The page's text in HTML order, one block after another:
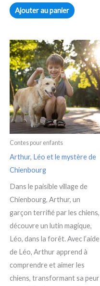
Ajouter au panier
Contes pour enfants
Arthur, Léo et le mystère de
Chienbourg
Dans le paisible village de
Chienbourg, Arthur, un
garçon terrifié par les chiens,
découvre un lutin magique,
Léo, dans la forêt. Avec l’aide
de Léo, Arthur apprend à
comprendre et aimer les
chiens, transformant sa peur